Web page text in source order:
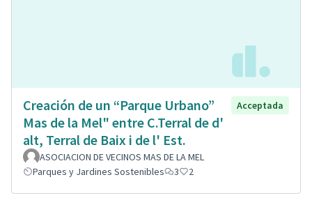
Creación de un “Parque Urbano”
Mas de la Mel" entre C.Terral de d'
alt, Terral de Baix i de l' Est.
Acceptada
ASOCIACION DE VECINOS MAS DE LA MEL
Parques y Jardines Sostenibles
3 2